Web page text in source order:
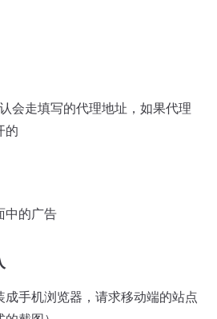
会走填写的代理地址，如果代理
的
中的广告
手机浏览器，请求移动端的站点